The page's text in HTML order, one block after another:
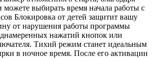
выбирать время начала работы с
Блокировка от детей защитит вашу
от нарушения работы программы
нажатий кнопок или
Тихий режим станет идеальным
в ночное время. После его активации